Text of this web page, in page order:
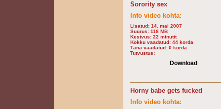
Sorority sex
Info video kohta:
Lisatud: 14. mai 2007
Suurus: 118 MB
Kestvus: 22 minutit
Kokku vaadatud: 44 korda
Täna vaadatud: 0 korda
Tutvustus:
Download
Horny babe gets fucked
Info video kohta: